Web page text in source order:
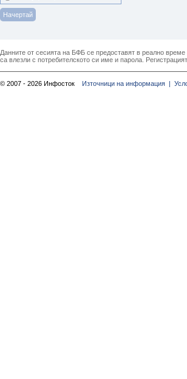
Данните от сесията на БФБ се предоставят в реално
са влезли с потребителското си име и парола.
© 2007 - 2026 Инфосток Източници на информация |